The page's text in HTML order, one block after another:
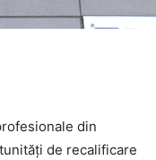
din
de recalificare